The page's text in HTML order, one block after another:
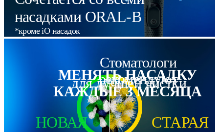
насадками ORAL-B
*кроме iO насадок
Стоматологи
рекомендуют
МЕНЯТЬ НАСАДКУ
КАЖДЫЕ 3 МЕСЯЦА
для лучшей чистки
НОВАЯ СТАРАЯ